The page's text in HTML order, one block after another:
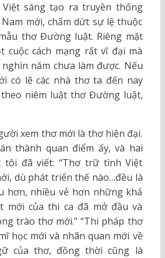
sáng tạo ra truyền thống
mới, chấm dứt sự lệ thuộc
thơ Đường luật. Riêng mặt
cuộc cách mạng rất vĩ đại mà
năm chưa làm được. Nếu
có lẽ các nhà thơ ta đến nay
theo niêm luật thơ Đường luật,
xem thơ mới là thơ hiện đại.
thành quan điểm ấy, và hai
tôi đã viết: “Thơ trữ tình Việt
dù phát triển thế nào…đều là
hơn, nhiều vẻ hơn những khả
mới của thi ca đã mở đầu và
trào thơ mới.” “Thi pháp thơ
học mới và nhãn quan mới về
của thơ, đồng thời cũng là